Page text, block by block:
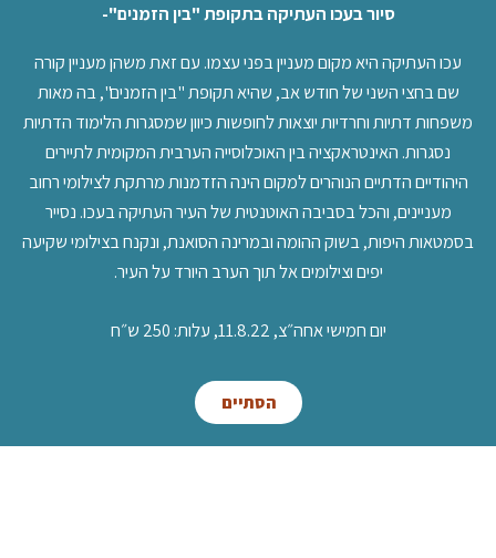
סיור בעכו העתיקה בתקופת "בין הזמנים"-
עכו העתיקה היא מקום מעניין בפני עצמו. עם זאת משהן מעניין קורה
שם בחצי השני של חודש אב, שהיא תקופת "בין הזמנים", בה מאות
משפחות דתיות וחרדיות יוצאות לחופשות כיוון שמסגרות הלימוד הדתיות
נסגרות. האינטראקציה בין האוכלוסייה הערבית המקומית לתיירים
היהודיים הדתיים הנוהרים למקום הינה הזדמנות מרתקת לצילומי רחוב
מעניינים, והכל בסביבה האוטנטית של העיר העתיקה בעכו. נסייר
בסמטאות היפות, בשוק ההומה ובמרינה הסואנת, ונקנח בצילומי שקיעה
יפים וצילומים אל תוך הערב היורד על העיר.
יום חמישי אחה״צ, 11.8.22, עלות: 250 ש״ח
הסתיים